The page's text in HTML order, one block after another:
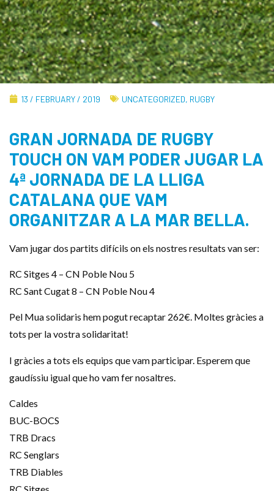
13 / FEBRUARY / 2019 UNCATEGORIZED, RUGBY
GRAN JORNADA DE RUGBY
TOUCH ON VAM PODER JUGAR LA
4ª JORNADA DE LA LLIGA
CATALANA QUE VAM
ORGANITZAR A LA MAR BELLA.
Vam jugar dos partits difícils on els nostres resultats van ser:
RC Sitges 4 – CN Poble Nou 5
RC Sant Cugat 8 – CN Poble Nou 4
Pel Mua solidaris hem pogut recaptar 262€. Moltes gràcies a
tots per la vostra solidaritat!
I gràcies a tots els equips que vam participar. Esperem que
gaudíssiu igual que ho vam fer nosaltres.
Caldes
BUC-BOCS
TRB Dracs
RC Senglars
TRB Diables